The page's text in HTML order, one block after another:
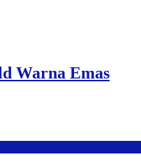
Warna Emas